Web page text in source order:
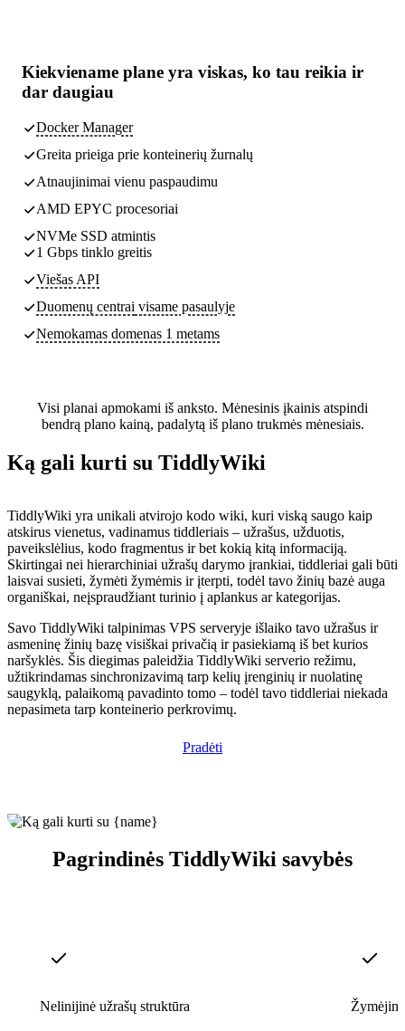
Kiekviename plane yra viskas, ko tau reikia ir
dar daugiau
Docker Manager
Greita prieiga prie konteinerių žurnalų
Atnaujinimai vienu paspaudimu
AMD EPYC procesoriai
NVMe SSD atmintis
1 Gbps tinklo greitis
Viešas API
Duomenų centrai visame pasaulyje
Nemokamas domenas 1 metams
Visi planai apmokami iš anksto. Mėnesinis įkainis atspindi
bendrą plano kainą, padalytą iš plano trukmės mėnesiais.
Ką gali kurti su TiddlyWiki
TiddlyWiki yra unikali atvirojo kodo wiki, kuri viską saugo kaip
atskirus vienetus, vadinamus tiddleriais – užrašus, užduotis,
paveikslėlius, kodo fragmentus ir bet kokią kitą informaciją.
Skirtingai nei hierarchiniai užrašų darymo įrankiai, tiddleriai gali būti
laisvai susieti, žymėti žymėmis ir įterpti, todėl tavo žinių bazė auga
organiškai, neįspraudžiant turinio į aplankus ar kategorijas.
Savo TiddlyWiki talpinimas VPS serveryje išlaiko tavo užrašus ir
asmeninę žinių bazę visiškai privačią ir pasiekiamą iš bet kurios
naršyklės. Šis diegimas paleidžia TiddlyWiki serverio režimu,
užtikrindamas sinchronizavimą tarp kelių įrenginių ir nuolatinę
saugyklą, palaikomą pavadinto tomo – todėl tavo tiddleriai niekada
nepasimeta tarp konteinerio perkrovimų.
Pradėti
Pagrindinės TiddlyWiki savybės
Nelinijinė užrašų struktūra